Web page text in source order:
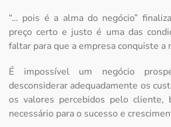
“… pois é a alma do negócio”
preço certo e justo é uma das
faltar para que a empresa conquiste a
É impossível um negócio
desconsiderar adequadamente os
os valores percebidos pelo cliente,
necessário para o sucesso e